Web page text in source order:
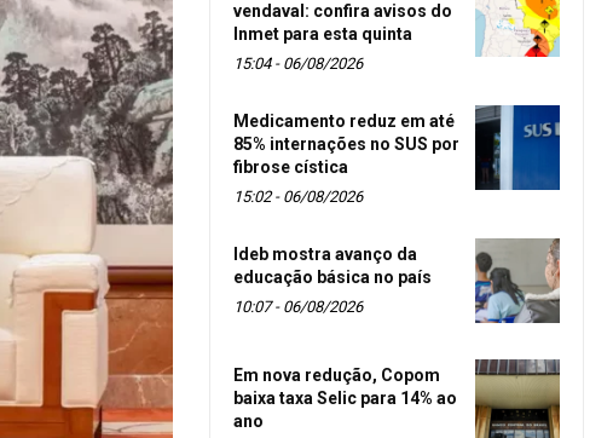
vendaval: confira avisos do
Inmet para esta quinta
15:04 - 06/08/2026
Medicamento reduz em até
85% internações no SUS por
fibrose cística
15:02 - 06/08/2026
Ideb mostra avanço da
educação básica no país
10:07 - 06/08/2026
Em nova redução, Copom
baixa taxa Selic para 14% ao
ano